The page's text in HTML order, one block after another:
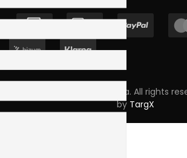
Copyright © 2023 Skpro, Lda. All rights
by TargX